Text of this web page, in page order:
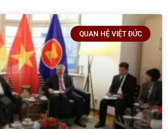
QUAN HỆ VIỆT ĐỨC